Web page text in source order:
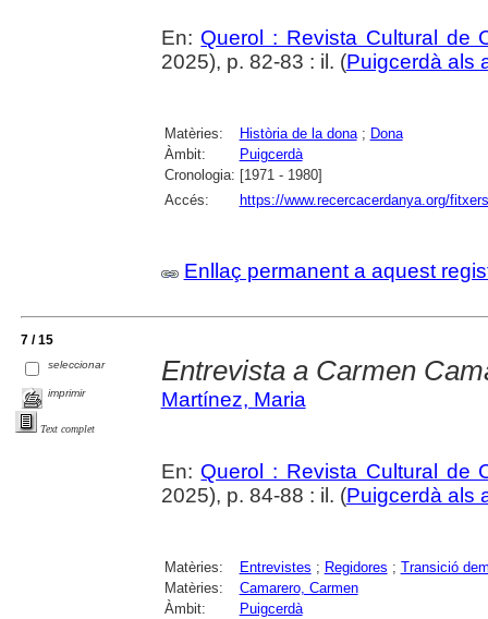
En: Querol : Revista Cultural de
2025), p. 82-83 : il. (Puigcerdà als
Matèries: Història de la dona; Dona
Àmbit:
Puigcerdà
Cronologia: [1971 - 1980]
Accés:
https://www.recercacerdanya.org/
Enllaç permanent a aquest
7 / 15
seleccionar
imprimir
Text complet
Entrevista a Carmen
Martínez, Maria
En: Querol : Revista Cultural de
2025), p. 84-88 : il. (Puigcerdà als
Matèries: Entrevistes ; Regidores ; Transició
Matèries:
Camarero, Carmen
Àmbit:
Puigcerdà